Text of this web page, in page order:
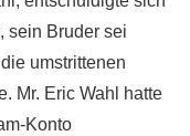
sein Bruder sei
umstrittenen
Mr. Eric Wahl hatte
Konto